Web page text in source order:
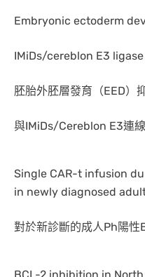
Embryonic ectoderm
IMiDs/cereblon E3
胚胎外胚層發育（EED）
與IMiDs/Cereblon E3連
Single CAR-t infusion
in newly diagnosed
對於新診斷的成人Ph陽